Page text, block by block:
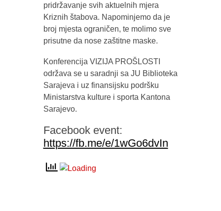
pridržavanje svih aktuelnih mjera
Kriznih štabova. Napominjemo da je
broj mjesta ograničen, te molimo sve
prisutne da nose zaštitne maske.
Konferencija VIZIJA PROŠLOSTI
održava se u saradnji sa JU Biblioteka
Sarajeva i uz finansijsku podršku
Ministarstva kulture i sporta Kantona
Sarajevo.
Facebook event:
https://fb.me/e/1wGo6dvIn